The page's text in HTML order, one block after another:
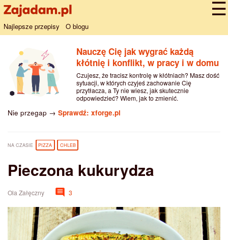
Najlepsze przepisy O blogu
Nauczę Cię jak wygrać każdą
kłótnię i konflikt, w pracy i w domu
Czujesz, że tracisz kontrolę w kłótniach? Masz dość
sytuacji, w których czyjeś zachowanie Cię
przytłacza, a Ty nie wiesz, jak skutecznie
odpowiedzieć? Wiem, jak to zmienić.
Nie przegap → Sprawdź: xforge.pl
NA CZASIE PIZZA CHLEB
Pieczona kukurydza
Ola Załęczny 3